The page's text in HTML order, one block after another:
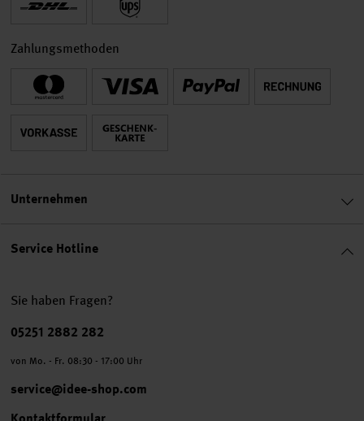
Service Hotline
Sie haben Fragen?
Telefonnummer
05251 2882 282
von Mo. - Fr. 08:30 - 17:00 Uhr
service@idee-shop.com
Zahlungsmethoden
Unternehmen